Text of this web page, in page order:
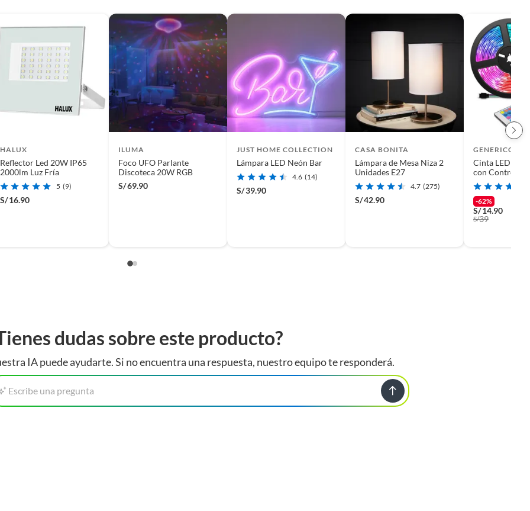
HALUX
Reflector Led 20W IP65
2000lm Luz Fría
5 (9)
S/16.90
ILUMA
Foco UFO Parlante
Discoteca 20W RGB
S/69.90
JUST HOME COLLECTION
Lámpara LED Neón Bar
4.6 (14)
S/39.90
CASA BONITA
Lámpara de Mesa Niza 2
Unidades E27
4.7 (275)
S/42.90
GENERICO
Cinta LED x 5
con Control
-62%
S/14.90
S/39
dudas sobre este producto?
IA puede ayudarte. Si no encuentra una respuesta, nuestro equipo te responderá.
Escribe una pregunta